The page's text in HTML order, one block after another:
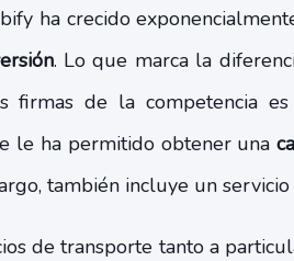
ha crecido
. Lo que marca la
firmas de la competencia
le ha permitido obtener una
también incluye un
de transporte tanto a